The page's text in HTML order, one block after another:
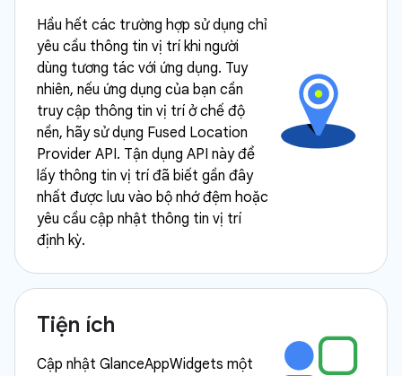
Hầu hết các trường hợp sử dụng chỉ
yêu cầu thông tin vị trí khi người
dùng tương tác với ứng dụng. Tuy
nhiên, nếu ứng dụng của bạn cần
truy cập thông tin vị trí ở chế độ
nền, hãy sử dụng Fused Location
Provider API. Tận dụng API này để
lấy thông tin vị trí đã biết gần đây
nhất được lưu vào bộ nhớ đệm hoặc
yêu cầu cập nhật thông tin vị trí
định kỳ.
Tiện ích
Cập nhật GlanceAppWidgets một